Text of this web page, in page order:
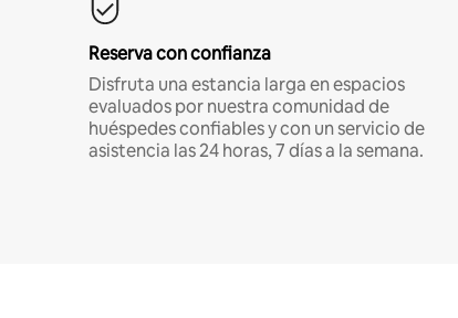
Reserva con confianza
Disfruta una estancia larga en espacios
evaluados por nuestra comunidad de
huéspedes confiables y con un servicio de
asistencia las 24 horas, 7 días a la semana.